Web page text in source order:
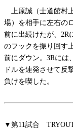
上原誠（士道館村
場）を相手に左右の
前に出続けたが、2R
のフックを振り回す
前にダウン。3Rには
ドルを連発させて反
負けを喫した。
▼第11試合